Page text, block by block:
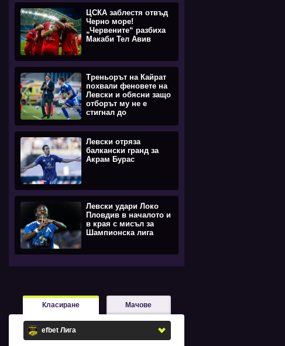
ЦСКА заблестя отвъд
Черно море!
„Червените“ разбиха
Макаби Тел Авив
Треньорът на Кайрат
похвали феновете на
Левски и обясни защо
отборът му не е
стигнал до
Левски отряза
балкански гранд за
Акрам Бурас
Левски удари Локо
Пловдив в началото и
в края с мисъл за
Шампионска лига
Класиране Мачове